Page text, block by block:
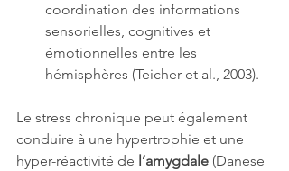
coordination des informations
sensorielles, cognitives et
émotionnelles entre les
hémisphères (Teicher et al., 2003).
Le stress chronique peut également
conduire à une hypertrophie et une
hyper-réactivité de l’amygdale (Danese